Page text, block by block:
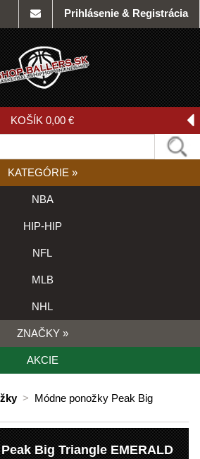
Prihlásenie & Registrácia
KOŠÍK 0,00 €
KATEGÓRIE »
NBA
HIP-HIP
NFL
MLB
NHL
ZNAČKY »
AKCIE
> Módne ponožky Peak Big
Big Triangle EMERALD